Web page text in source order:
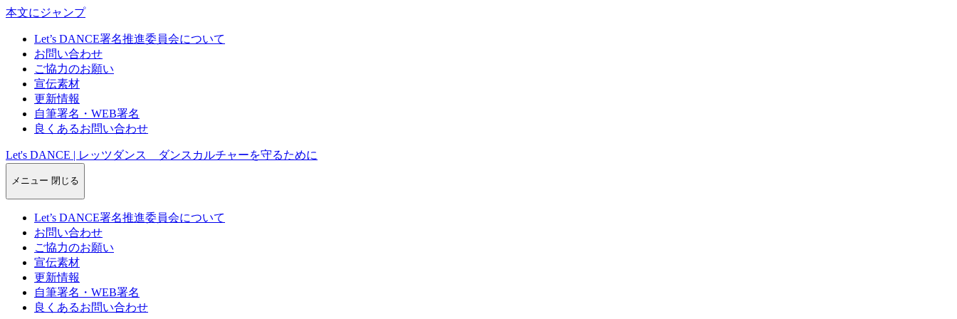
本文にジャンプ
Let’s DANCE署名推進委員会について
お問い合わせ
ご協力のお願い
宣伝素材
更新情報
自筆署名・WEB署名
良くあるお問い合わせ
Let's DANCE | レッツダンス ダンスカルチャーを守るために
メニュー 閉じる
Let’s DANCE署名推進委員会について
お問い合わせ
ご協力のお願い
宣伝素材
更新情報
自筆署名・WEB署名
良くあるお問い合わせ